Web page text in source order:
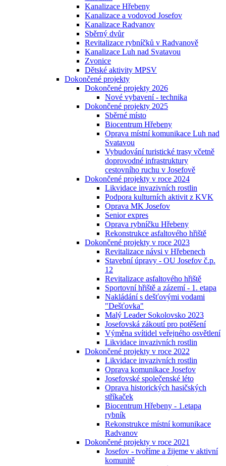
Kanalizace Hřebeny
Kanalizace a vodovod Josefov
Kanalizace Radvanov
Sběrný dvůr
Revitalizace rybníčků v Radvanově
Kanalizace Luh nad Svatavou
Zvonice
Dětské aktivity MPSV
Dokončené projekty
Dokončené projekty 2026
Nové vybavení - technika
Dokončené projekty 2025
Sběrné místo
Biocentrum Hřebeny
Oprava místní komunikace Luh nad
Svatavou
Vybudování turistické trasy včetně
doprovodné infrastruktury
cestovního ruchu v Josefově
Dokončené projekty v roce 2024
Likvidace invazivních rostlin
Podpora kulturních aktivit z KVK
Oprava MK Josefov
Senior expres
Oprava rybníčku Hřebeny
Rekonstrukce asfaltového hřiště
Dokončené projekty v roce 2023
Revitalizace návsi v Hřebenech
Stavební úpravy - OU Josefov č.p.
12
Revitalizace asfaltového hřiště
Sportovní hřiště a zázemí - 1. etapa
Nakládání s dešťovými vodami
"Dešťovka"
Malý Leader Sokolovsko 2023
Josefovská zákoutí pro potěšení
Výměna svítidel veřejného osvětlení
Likvidace invazivních rostlin
Dokončené projekty v roce 2022
Likvidace invazivních rostlin
Oprava komunikace Josefov
Josefovské společenské léto
Oprava historických hasičských
stříkaček
Biocentrum Hřebeny - 1.etapa
rybník
Rekonstrukce místní komunikace
Radvanov
Dokončené projekty v roce 2021
Josefov - tvoříme a žijeme v aktivní
komunitě